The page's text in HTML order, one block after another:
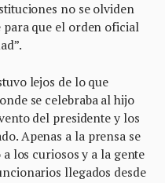
no se olviden
para que el orden oficial
lejos de lo que
se celebraba al hijo
del presidente y los
Apenas a la prensa se
los curiosos y a la gente
llegados desde